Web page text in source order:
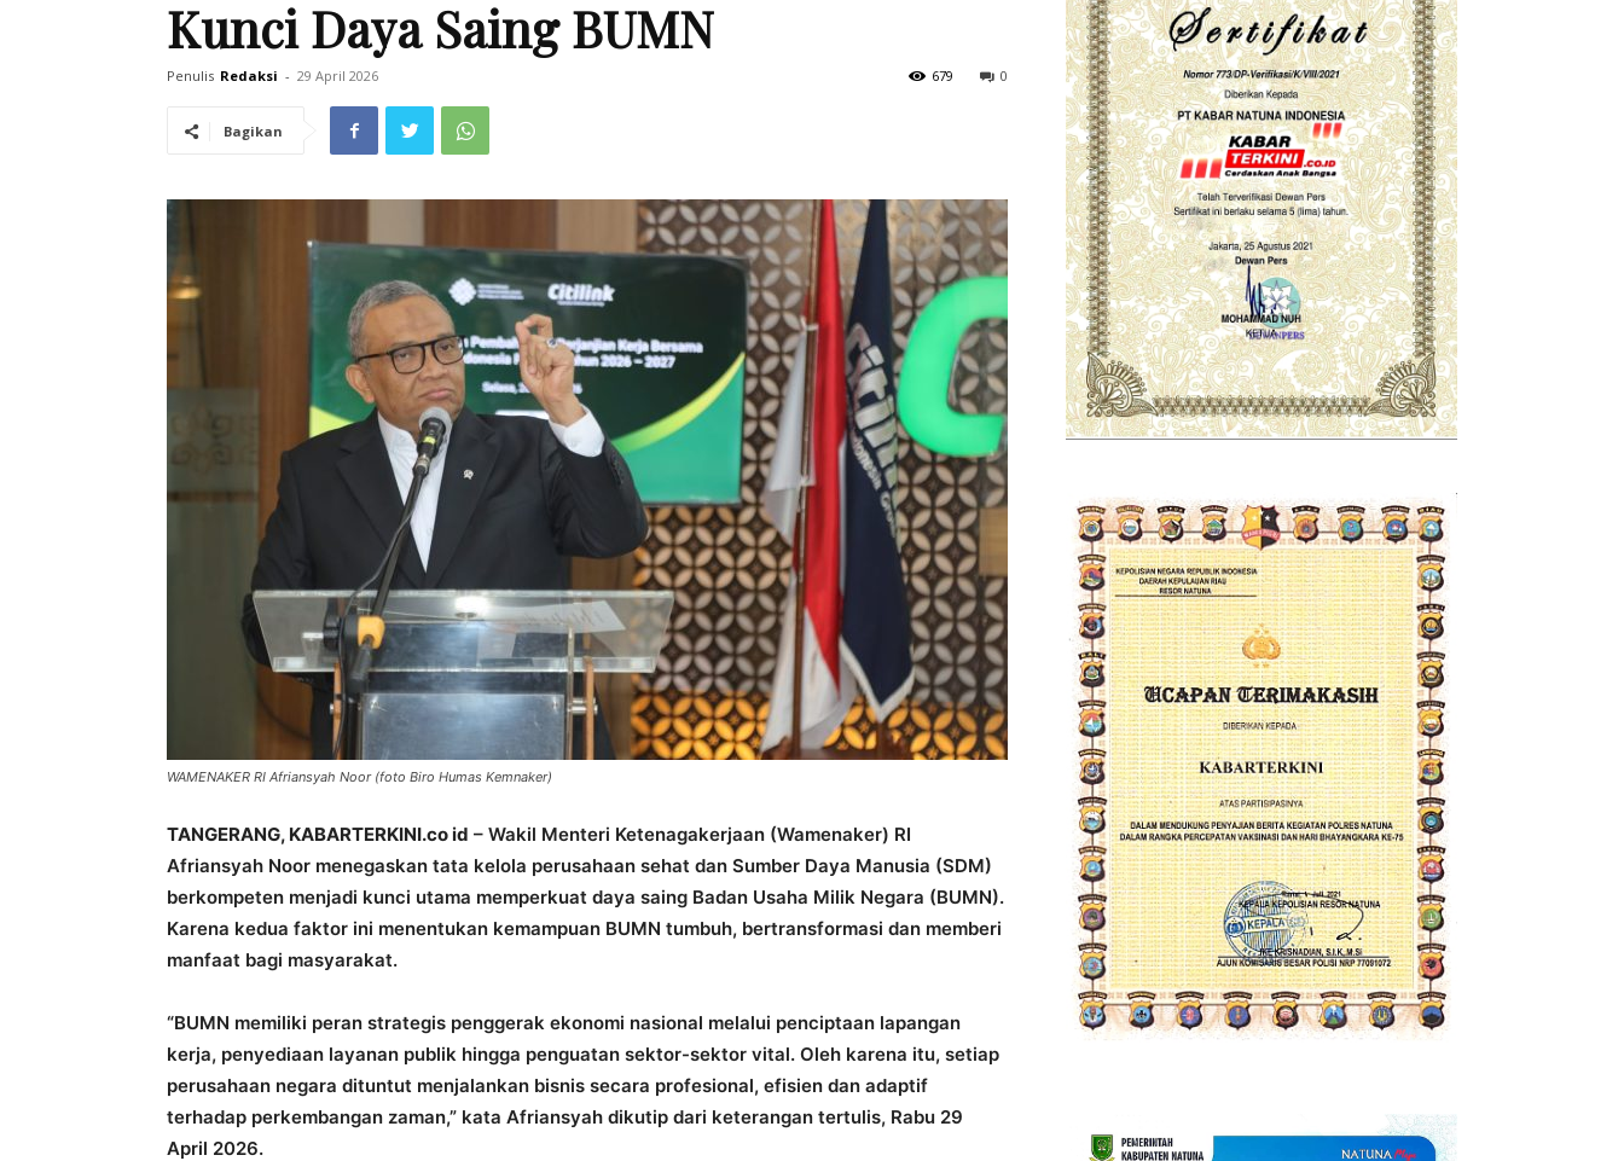
Kunci Daya Saing BUMN
Penulis Redaksi - 29 April 2026 0
679
Bagikan
WAMENAKER RI Afriansyah Noor (foto Biro Humas Kemnaker)
TANGERANG, KABARTERKINI.co id – Wakil Menteri Ketenagakerjaan (Wamenaker) RI
Afriansyah Noor menegaskan tata kelola perusahaan sehat dan Sumber Daya Manusia (SDM)
berkompeten menjadi kunci utama memperkuat daya saing Badan Usaha Milik Negara (BUMN).
Karena kedua faktor ini menentukan kemampuan BUMN tumbuh, bertransformasi dan memberi
manfaat bagi masyarakat.
“BUMN memiliki peran strategis penggerak ekonomi nasional melalui penciptaan lapangan
kerja, penyediaan layanan publik hingga penguatan sektor-sektor vital. Oleh karena itu, setiap
perusahaan negara dituntut menjalankan bisnis secara profesional, efisien dan adaptif
terhadap perkembangan zaman,” kata Afriansyah dikutip dari keterangan tertulis, Rabu 29
April 2026.